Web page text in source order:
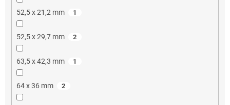
52,5 x 21,2 mm 1
52,5 x 29,7 mm 2
63,5 x 42,3 mm 1
64 x 36 mm 2